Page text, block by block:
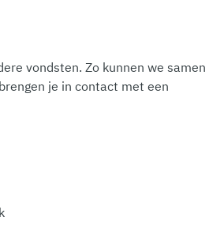
vondsten. Zo kunnen we samen
je in contact met een